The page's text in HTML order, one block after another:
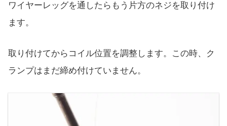
ワイヤーレッグを通したらもう片方のネジを取り付け
ます。
取り付けてからコイル位置を調整します。この時、ク
ランプはまだ締め付けていません。